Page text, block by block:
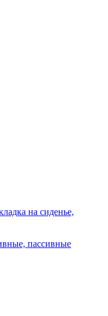
на сиденье,
пассивные